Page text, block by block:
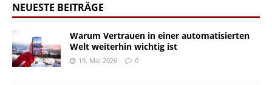
NEUESTE BEITRÄGE
Warum Vertrauen in einer automatisierten
Welt weiterhin wichtig ist
19. Mai 2026 0